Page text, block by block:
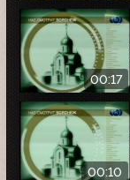
00:17
00:10